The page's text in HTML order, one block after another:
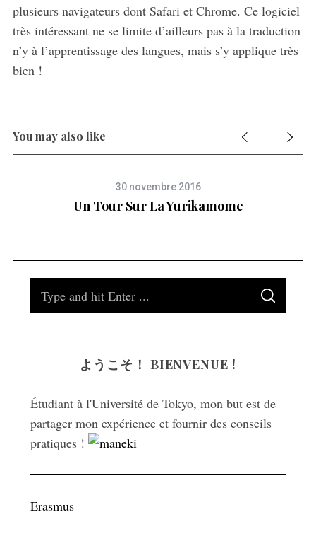
plusieurs navigateurs dont Safari et Chrome. Ce logiciel
très intéressant ne se limite d’ailleurs pas à la traduction
n’y à l’apprentissage des langues, mais s’y applique très
bien !
You may also like
30 novembre 2016
Un Tour Sur La Yurikamome
f
o
r
S
A
C
ようこそ！ BIENVENUE !
Étudiant à l'Université de Tokyo, mon but est de
partager mon expérience et fournir des conseils
pratiques !
Erasmus